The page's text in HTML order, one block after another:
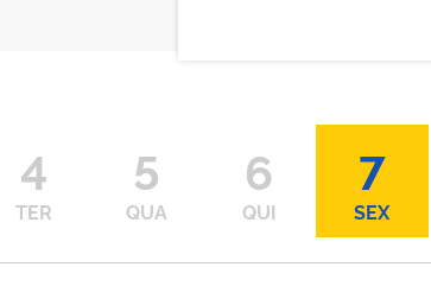
4
TER
5
QUA
6
QUI
7
SEX